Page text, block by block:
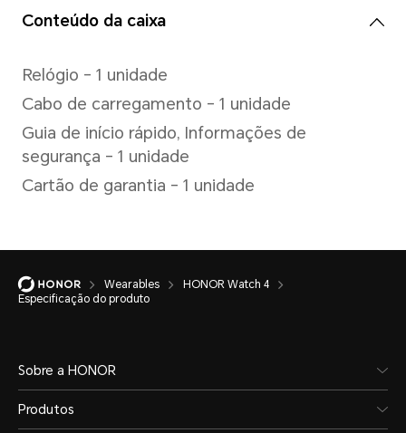
Compatibilidade
Android 9.0 ou versão
iOS 11.0 ou versão superior
Wearables
HONOR Watch 4
Especificação do produto
Sobre a HONOR
Produtos